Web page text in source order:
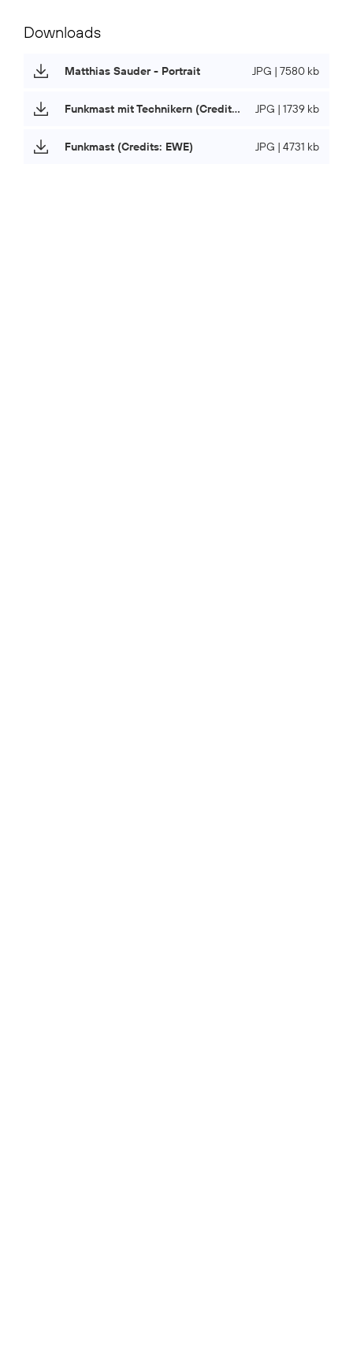
Downloads
Matthias Sauder - Portrait JPG | 7580 kb
Funkmast mit Technikern (Credits: EWE) JPG | 1739 kb
Funkmast (Credits: EWE) JPG | 4731 kb